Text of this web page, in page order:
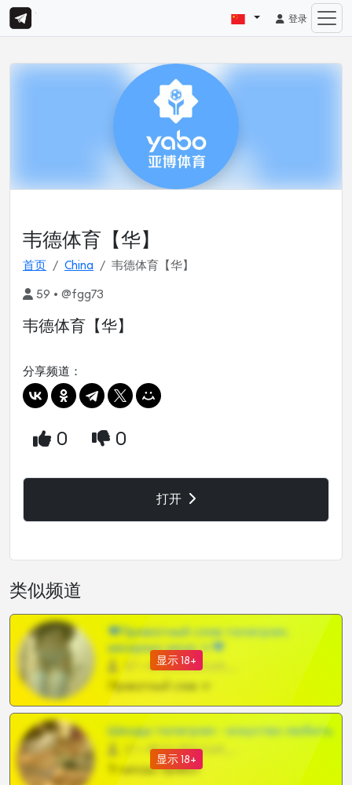
登录
韦德体育【华】
首页 China 韦德体育【华】
59 • @fgg73
韦德体育【华】
分享频道：
0 0
打开
类似频道
显示 18+
❤Приватный слив телеграм,
шкодных шкур тг❤
57 •
Приватный слив тг
显示 18+
Шкоды телеграм - искуство любить
Тг шкоды приват